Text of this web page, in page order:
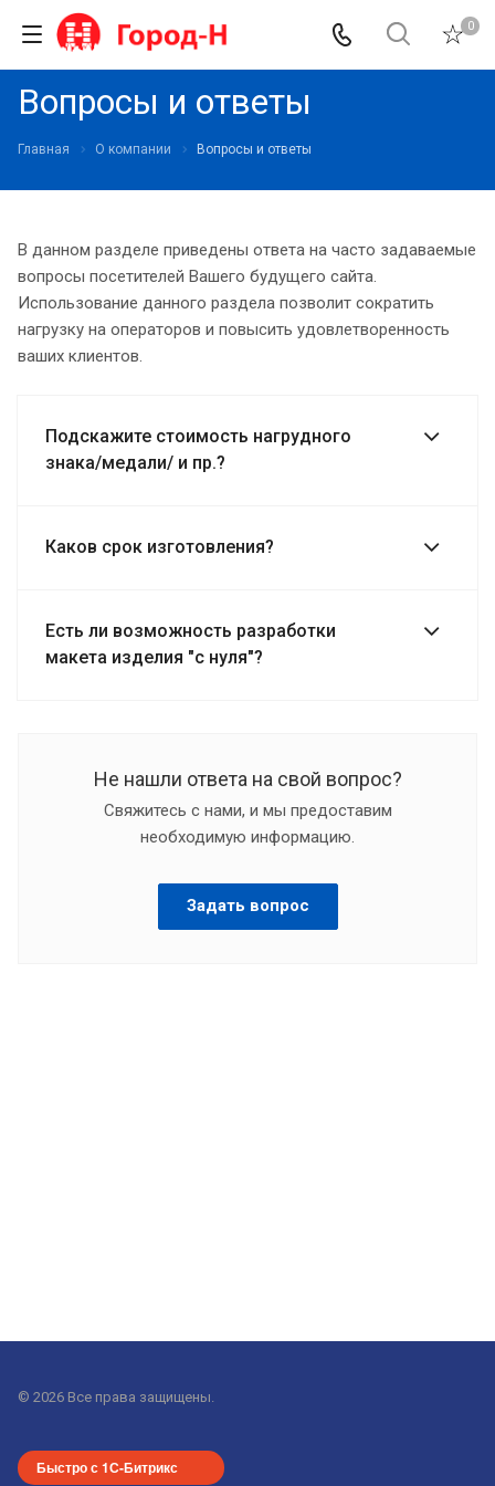
0
Вопросы и ответы
Главная О компании Вопросы и ответы
В данном разделе приведены ответа на часто задаваемые
вопросы посетителей Вашего будущего сайта.
Использование данного раздела позволит сократить
нагрузку на операторов и повысить удовлетворенность
ваших клиентов.
Подскажите стоимость нагрудного
знака/медали/ и пр.?
Каков срок изготовления?
Есть ли возможность разработки
макета изделия "с нуля"?
Не нашли ответа на свой вопрос?
Свяжитесь с нами, и мы предоставим
необходимую информацию.
Задать вопрос
© 2026 Все права защищены.
Быстро с 1С-Битрикс